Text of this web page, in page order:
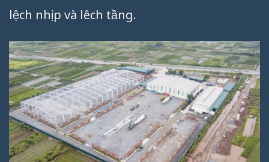
lệch nhịp và lêch tầng.